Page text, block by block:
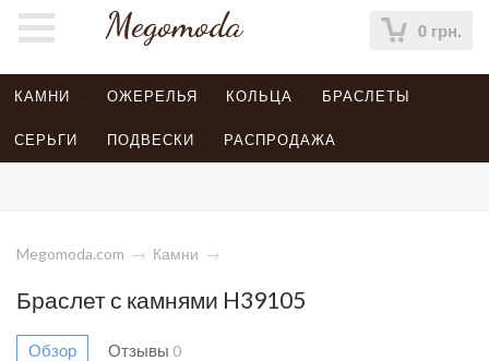
Megomoda 0 грн.
КАМНИ ОЖЕРЕЛЬЯ КОЛЬЦА БРАСЛЕТЫ
СЕРЬГИ ПОДВЕСКИ РАСПРОДАЖА
Megomoda.com → Камни →
Браслет с камнями H39105
Обзор Отзывы 0